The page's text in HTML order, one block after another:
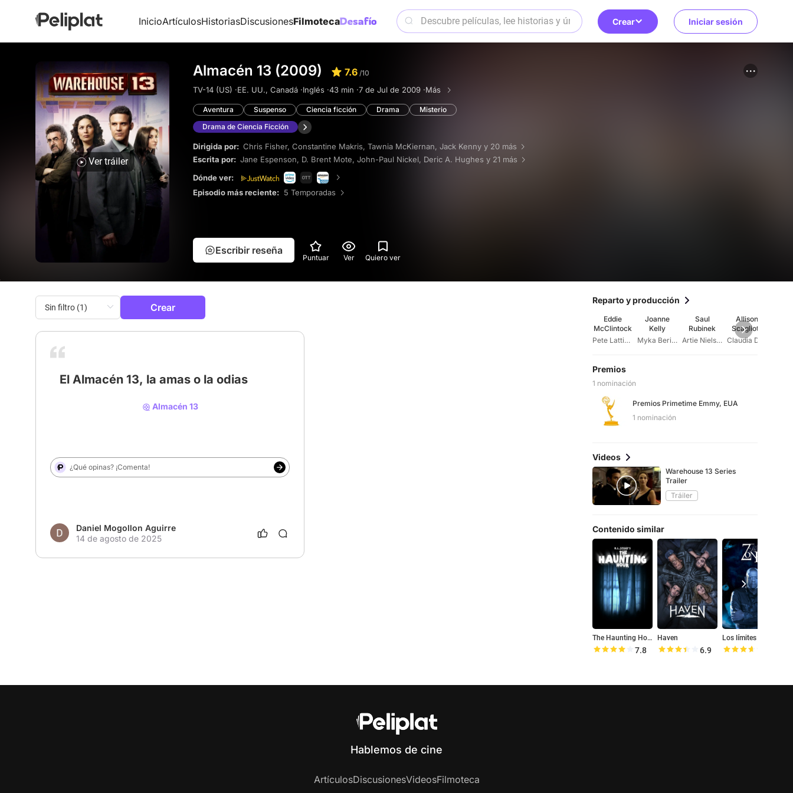
InicioArtículosHistoriasDiscusionesFilmoteca Crear Iniciar sesión
Ver tráiler
Almacén 13 (2009) 7.6 /10
TV-14 (US) ·EE. UU., Canadá ·Inglés ·43 min ·7 de Jul de 2009 ·Más
Aventura Suspenso Ciencia ficción Drama
Misterio
Drama de Ciencia Ficción
Dirigida por: Chris Fisher, Constantine Makris, Tawnia McKiernan, Jack Kenny y 20 más
Escrita por: Jane Espenson, D. Brent Mote, John-Paul Nickel, Deric A. Hughes y 21 más
Dónde ver:
Episodio más reciente: 5 Temporadas
Escribir reseña
Puntuar Ver Quiero ver
Crear
El Almacén 13, la amas o la odias
Almacén 13
¿Qué opinas? ¡Comenta!
Daniel Mogollon Aguirre
14 de agosto de 2025
Reparto y producción
Eddie
McClintock
Pete Lattimer
Joanne
Kelly
Myka Bering
Saul
Rubinek
Artie Nielsen
Allison
Scagliotti
Premios
1 nominación
Premios Primetime Emmy, EUA
1 nominación
Videos
Warehouse 13 Series
Trailer
Tráiler
Contenido similar
The Haunting Hour: La serie
7.8
Haven
6.9
Hablemos de cine
ArtículosDiscusionesVideosFilmoteca